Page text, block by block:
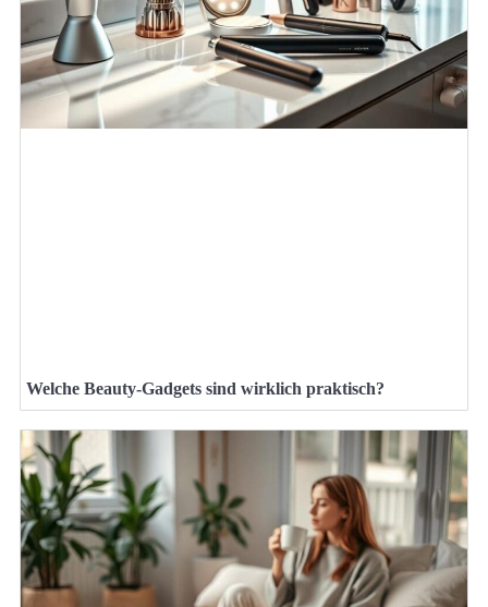
Welche Beauty-Gadgets sind wirklich praktisch?